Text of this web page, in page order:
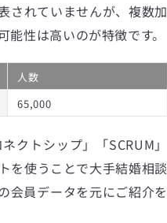
されていませんが、複数加
性は高いのが特徴です。
人数
65,000
クトシップ」「SCRUM」
を使うことで大手結婚相談
会員データを元にご紹介を